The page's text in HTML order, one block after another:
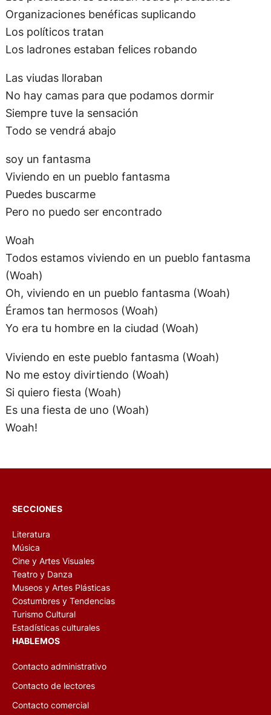
No hay camas para que podamos dormir
Siempre tuve la sensación
Todo se vendrá abajo
soy un fantasma
Viviendo en un pueblo fantasma
Puedes buscarme
Pero no puedo ser encontrado
Todos estamos viviendo en un pueblo fantasma
(Woah)
Oh, viviendo en un pueblo fantasma (Woah)
Yo era tu hombre en la ciudad (Woah)
Viviendo en este pueblo fantasma (Woah)
No me estoy divirtiendo (Woah)
Si quiero fiesta (Woah)
Es una fiesta de uno (Woah)
SECCIONES
Costumbres y Tendencias
Estadísticas culturales
HABLEMOS
Contacto administrativo
Contacto de lectores
Contacto comercial
DIARIO DE CULTURA
Ciudad de Buenos Aires